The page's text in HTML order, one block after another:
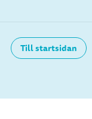
Till startsidan